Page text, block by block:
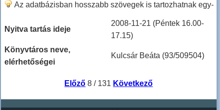
Az adatbázisban hosszabb szövegek is tartozhatnak egy-
Nyitva tartás ideje
2008-11-21 (Péntek 16.00-
17.15)
Könyvtáros neve,
elérhetőségei
Kulcsár Beáta (93/509504)
Előző 8 / 131 Következő